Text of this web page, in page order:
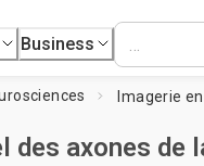
Business
des axones de